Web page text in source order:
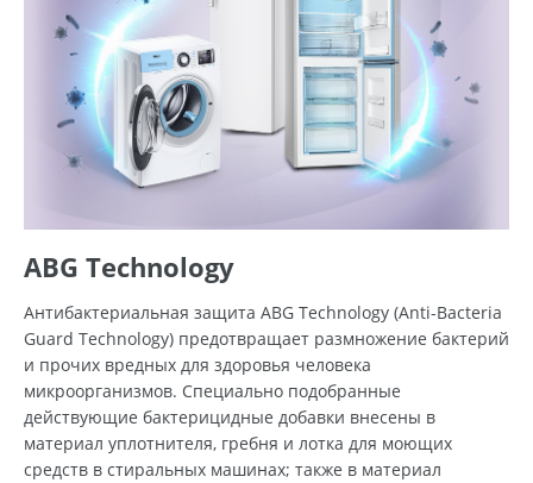
ABG Technology
Антибактериальная защита ABG Technology (Anti-Bacteria
Guard Technology) предотвращает размножение бактерий
и прочих вредных для здоровья человека
микроорганизмов. Специально подобранные
действующие бактерицидные добавки внесены в
материал уплотнителя, гребня и лотка для моющих
средств в стиральных машинах; также в материал